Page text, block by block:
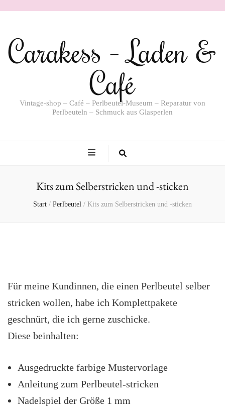
Carakess – Laden &
Café
Vintage-shop – Café – Perlbeutel-Museum – Reparatur von
Perlbeuteln – Schmuck aus Glasperlen
Kits zum Selberstricken und -sticken
Start / Perlbeutel / Kits zum Selberstricken und -sticken
Für meine Kundinnen, die einen Perlbeutel selber
stricken wollen, habe ich Komplettpakete
geschnürt, die ich gerne zuschicke.
Diese beinhalten:
Ausgedruckte farbige Mustervorlage
Anleitung zum Perlbeutel-stricken
Nadelspiel der Größe 1 mm